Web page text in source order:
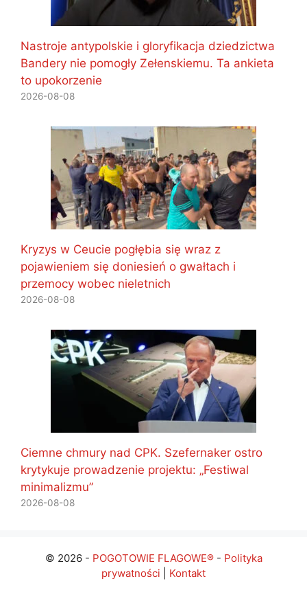
Nastroje antypolskie i gloryfikacja dziedzictwa
Bandery nie pomogły Zełenskiemu. Ta ankieta
to upokorzenie
2026-08-08
Kryzys w Ceucie pogłębia się wraz z
pojawieniem się doniesień o gwałtach i
przemocy wobec nieletnich
2026-08-08
Ciemne chmury nad CPK. Szefernaker ostro
krytykuje prowadzenie projektu: „Festiwal
minimalizmu”
2026-08-08
© 2026 - POGOTOWIE FLAGOWE®- Polityka
prywatności
Kontakt